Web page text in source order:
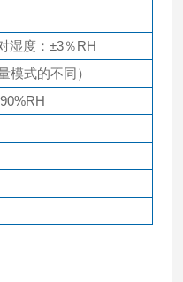
湿度：±3％RH
模式的不同）